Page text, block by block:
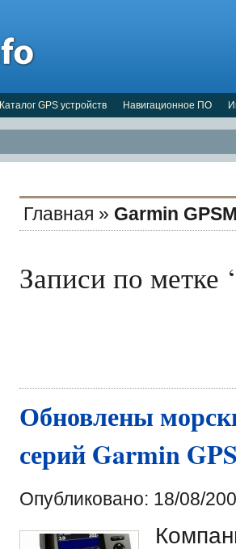
Каталог GPS устройств Навигационное ПО
Главная » Garmin
Записи по метке
Обновлены
серий Garmin
Опубликовано: 18/08/